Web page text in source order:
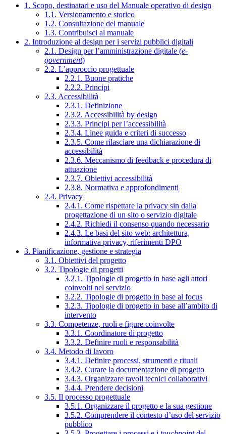
1. Scopo, destinatari e uso del Manuale operativo di design
1.1. Versionamento e storico
1.2. Consultazione del manuale
1.3. Contribuisci al manuale
2. Introduzione al design per i servizi pubblici digitali
2.1. Design per l’amministrazione digitale (e-
government)
2.2. L’approccio progettuale
2.2.1. Buone pratiche
2.2.2. Principi
2.3. Accessibilità
2.3.1. Definizione
2.3.2. Accessibilità by design
2.3.3. Principi per l’accessibilità
2.3.4. Linee guida e criteri di successo
2.3.5. Come rilasciare una dichiarazione di
accessibilità
2.3.6. Meccanismo di feedback e procedura di
attuazione
2.3.7. Obiettivi accessibilità
2.3.8. Normativa e approfondimenti
2.4. Privacy
2.4.1. Come rispettare la privacy sin dalla
progettazione di un sito o servizio digitale
2.4.2. Richiedi il consenso quando necessario
2.4.3. Le basi del sito web: architettura,
informativa privacy, riferimenti DPO
3. Pianificazione, gestione e strategia
3.1. Obiettivi del progetto
3.2. Tipologie di progetti
3.2.1. Tipologie di progetto in base agli attori
coinvolti nel servizio
3.2.2. Tipologie di progetto in base al focus
3.2.3. Tipologie di progetto in base all’ambito di
intervento
3.3. Competenze, ruoli e figure coinvolte
3.3.1. Coordinatore di progetto
3.3.2. Definire ruoli e responsabilità
3.4. Metodo di lavoro
3.4.1. Definire processi, strumenti e rituali
3.4.2. Curare la documentazione di progetto
3.4.3. Organizzare tavoli tecnici collaborativi
3.4.4. Prendere decisioni
3.5. Il processo progettuale
3.5.1. Organizzare il progetto e la sua gestione
3.5.2. Comprendere il contesto d’uso del servizio
pubblico